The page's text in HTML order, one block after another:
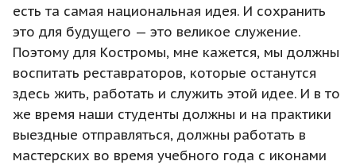
есть та самая национальная идея. И сохранить
это для будущего — это великое служение.
Поэтому для Костромы, мне кажется, мы должны
воспитать реставраторов, которые останутся
здесь жить, работать и служить этой идее. И в то
же время наши студенты должны и на практики
выездные отправляться, должны работать в
мастерских во время учебного года с иконами